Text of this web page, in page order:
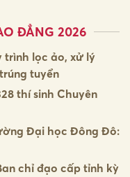
ĐẲNG 2026
trình lọc ảo, xử lý
tuyển
thí sinh Chuyên
Đại học Đông Đô:
chỉ đạo cấp tỉnh kỳ